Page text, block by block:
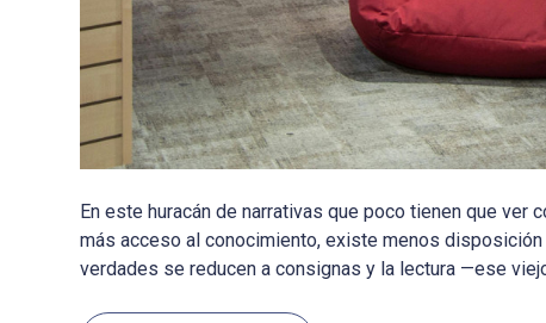
En este huracán de narrativas que poco tienen que ver
más acceso al conocimiento, existe menos
verdades se reducen a consignas y la lectura —ese